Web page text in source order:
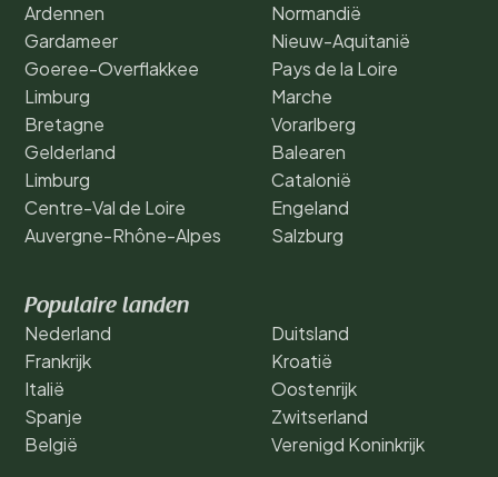
Ardennen
Gardameer
Goeree-Overflakkee
Limburg
Bretagne
Gelderland
Limburg
Centre-Val de Loire
Auvergne-Rhône-Alpes
Normandië
Nieuw-Aquitanië
Pays de la Loire
Marche
Vorarlberg
Balearen
Catalonië
Engeland
Salzburg
Populaire landen
Nederland
Frankrijk
Italië
Spanje
België
Duitsland
Kroatië
Oostenrijk
Zwitserland
Verenigd Koninkrijk